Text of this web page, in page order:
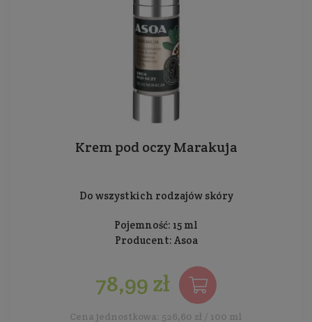
Krem pod oczy Marakuja
Do wszystkich rodzajów skóry
Pojemność: 15 ml
Producent: Asoa
78,99 zł
Cena jednostkowa: 526,60 zł / 100 ml